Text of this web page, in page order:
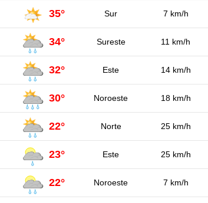
35° Sur 7 km/h
34° Sureste 11 km/h
32° Este 14 km/h
30° Noroeste 18 km/h
22° Norte 25 km/h
23° Este 25 km/h
22° Noroeste 7 km/h